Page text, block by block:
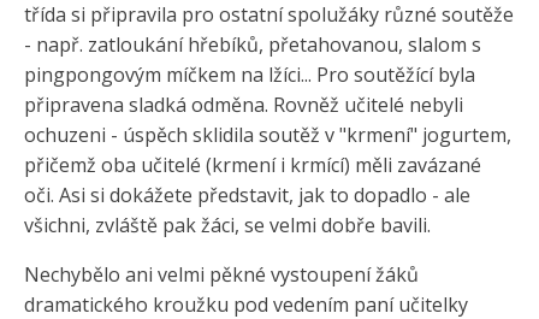
třída si připravila pro ostatní spolužáky různé soutěže
- např. zatloukání hřebíků, přetahovanou, slalom s
pingpongovým míčkem na lžíci... Pro soutěžící byla
připravena sladká odměna. Rovněž učitelé nebyli
ochuzeni - úspěch sklidila soutěž v "krmení" jogurtem,
přičemž oba učitelé (krmení i krmící) měli zavázané
oči. Asi si dokážete představit, jak to dopadlo - ale
všichni, zvláště pak žáci, se velmi dobře bavili.
Nechybělo ani velmi pěkné vystoupení žáků
dramatického kroužku pod vedením paní učitelky